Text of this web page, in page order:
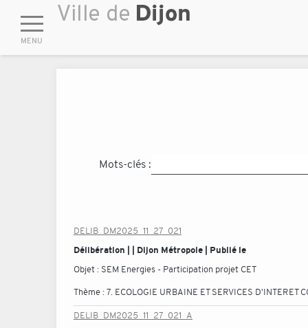
Mots-clés :
DELIB_DM2025_11_27_021
Délibération | | Dijon Métropole | Publié le
Objet : SEM Energies - Participation projet CET
Thème :7. ECOLOGIE URBAINE ET SERVICES D'INTERET
DELIB_DM2025_11_27_021_A